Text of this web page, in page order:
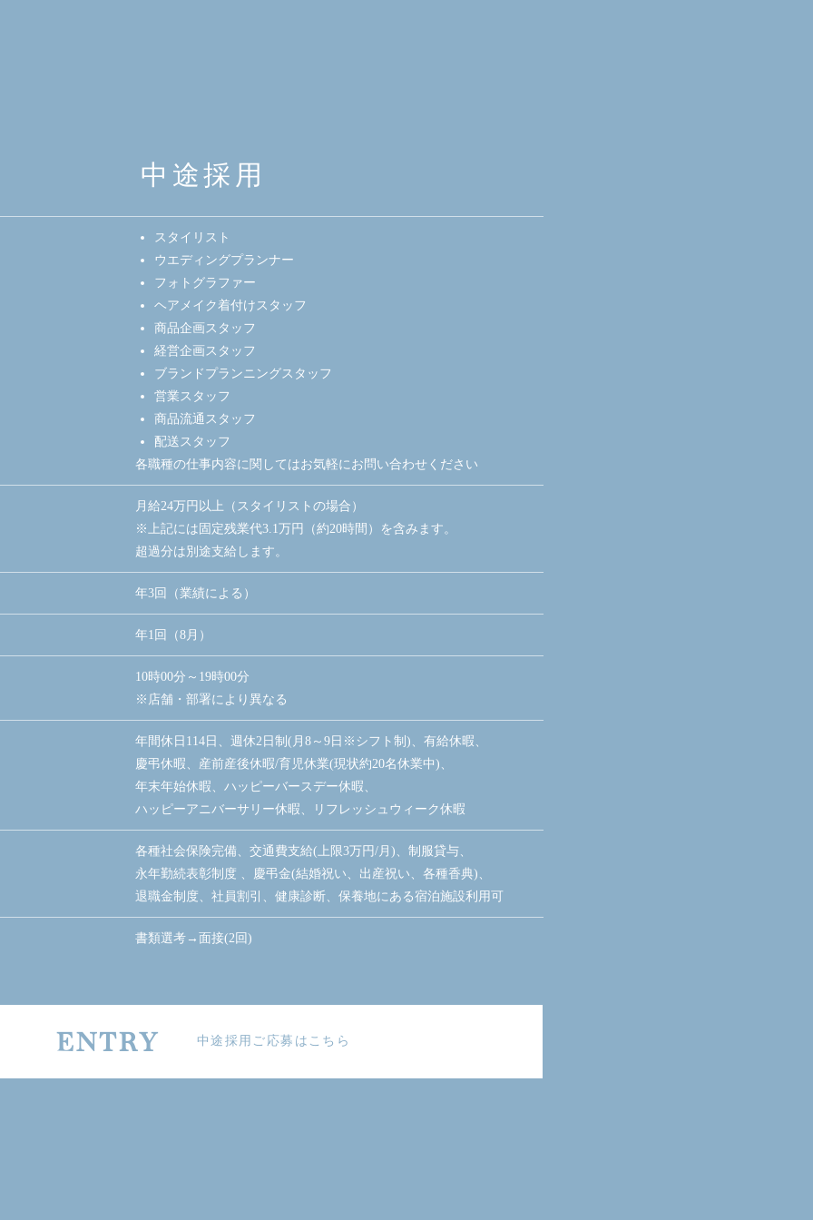
中途採用
スタイリスト
ウエディングプランナー
フォトグラファー
ヘアメイク着付けスタッフ
商品企画スタッフ
経営企画スタッフ
ブランドプランニングスタッフ
営業スタッフ
商品流通スタッフ
配送スタッフ
各職種の仕事内容に関してはお気軽にお問い合わせください
月給24万円以上（スタイリストの場合）
※上記には固定残業代3.1万円（約20時間）を含みます。
超過分は別途支給します。
年3回（業績による）
年1回（8月）
10時00分～19時00分
※店舗・部署により異なる
年間休日114日、週休2日制(月8～9日※シフト制)、有給休暇、
慶弔休暇、産前産後休暇/育児休業(現状約20名休業中)、
年末年始休暇、ハッピーバースデー休暇、
ハッピーアニバーサリー休暇、リフレッシュウィーク休暇
各種社会保険完備、交通費支給(上限3万円/月)、制服貸与、
永年勤続表彰制度 、慶弔金(結婚祝い、出産祝い、各種香典)、
退職金制度、社員割引、健康診断、保養地にある宿泊施設利用可
書類選考→面接(2回)
ENTRY 中途採用ご応募はこちら